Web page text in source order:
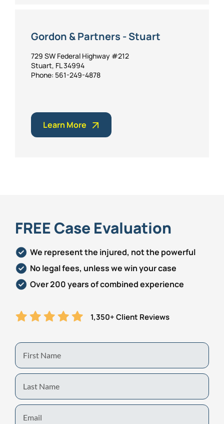
Gordon & Partners - Stuart
729 SW Federal Highway #212
Stuart, FL 34994
Phone: 561-249-4878
Learn More
FREE Case Evaluation
We represent the injured, not the powerful
No legal fees, unless we win your case
Over 200 years of combined experience
1,350+ Client Reviews
First
Name
Last
Name
Email